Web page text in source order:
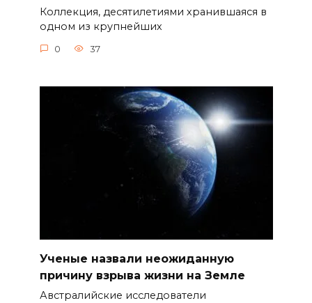
Коллекция, десятилетиями хранившаяся в
одном из крупнейших
0 37
Ученые назвали неожиданную
причину взрыва жизни на Земле
Австралийские исследователи